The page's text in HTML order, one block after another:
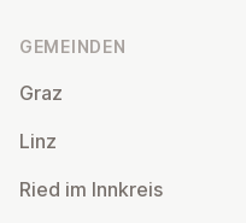
GEMEINDEN
Graz
Linz
Ried im Innkreis